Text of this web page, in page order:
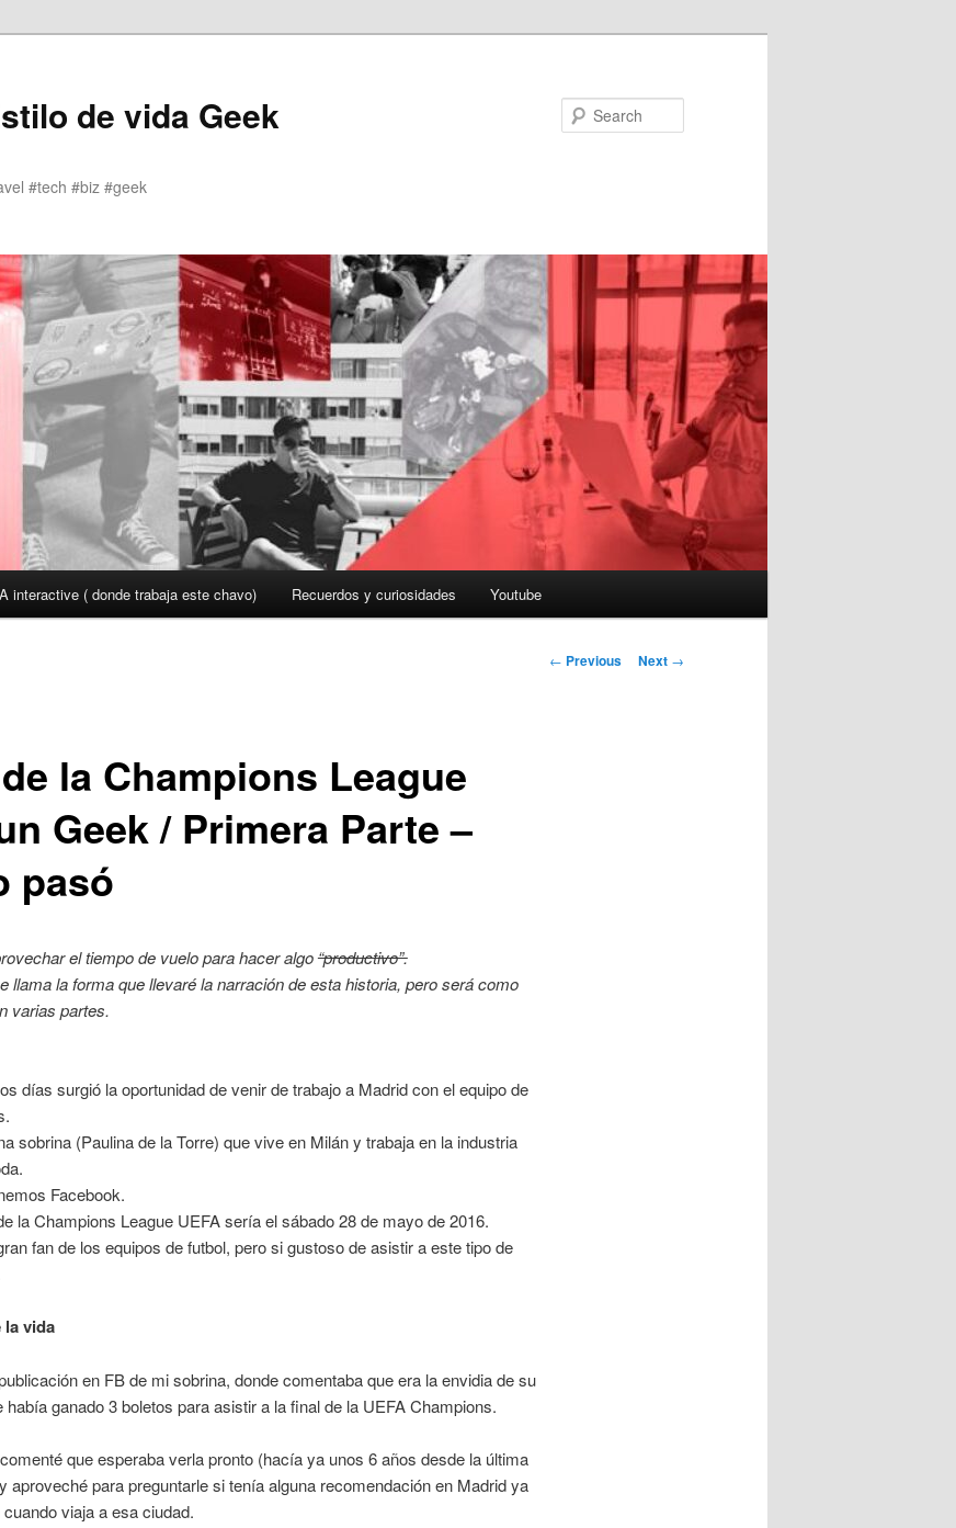
de vida Geek
#tech #biz #geek
interactive ( donde trabaja este chavo) Recuerdos y curiosidades Youtube
Post
← Previous Next →
la Champions League
Geek / Primera Parte –
pasó
el tiempo de vuelo para hacer algo“productivo”.
llama la forma que llevaré la narración de esta historia, pero será como
varias partes.
días surgió la oportunidad de venir de trabajo a Madrid con el equipo de
sobrina (Paulina de la Torre) que vive en Milán y trabaja en la industria
Facebook.
la Champions League UEFA sería el sábado 28 de mayo de 2016.
fan de los equipos de futbol, pero si gustoso de asistir a este tipo de
la vida
en FB de mi sobrina, donde comentaba que era la envidia de su
había ganado 3 boletos para asistir a la final de la UEFA Champions.
que esperaba verla pronto (hacía ya unos 6 años desde la última
aproveché para preguntarle si tenía alguna recomendación en Madrid ya
viaja a esa ciudad.